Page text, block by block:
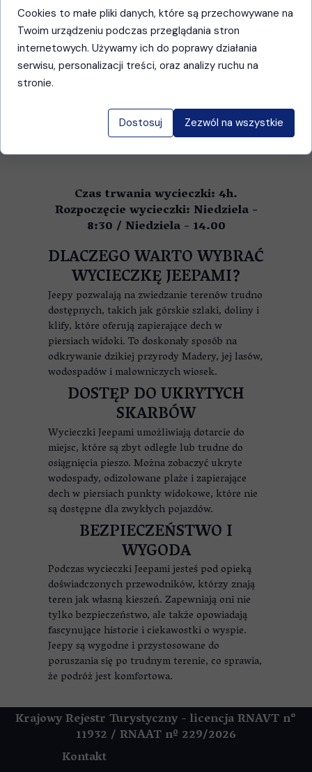
Czas trwania wycieczki: 4h.
Rozpoczęcie wycieczki: Niedziela -
8:30 / Niedziela - 14.00
DLACZEGO WARTO WYBRAĆ
WYCIECZKĘ JEEPAMI?
Jeepy pozwalają na zwiedzanie terenów trudno
dostępnych, takich jak górskie szlaki, doliny i
klify, które oferują zapierające dech w
piersiach widoki. To doskonały sposób na
odkrywanie dzikiej przyrody Madery, jej lasów,
wodospadów i malowniczych wiosek.
DOSTĘP DO UKRYTYCH
SKARBÓW
Wycieczki Jeepami umożliwiają dotarcie do
miejsc, które są zbyt odległe lub trudne do
osiągnięcia pieszo. Można zobaczyć ukryte
wodospady, odizolowane plaże i zapierające
dech w piersiach punkty widokowe, które nie
są dostępne dla zwykłych pojazdów.
BEZPIECZEŃSTWO I
WYGODA
Podczas wycieczki Jeepami jesteś pod opieką
doświadczonych przewodników, którzy znają
teren jak własną kieszeń. Zapewniają oni nie
tylko bezpieczeństwo, ale także opowiadają
fascynujące historie i ciekawostki o wyspie.
Jeepy są wygodne i przystosowane do
poruszania się po trudnym terenie, co sprawia,
że podróż jest komfortowa.
Krajowy Rejestr Turystyczny - licencja RNAVT n°
11932 / RNAATnº 229/2026
Kontakt
Cookies to małe pliki danych, które są przechowywane na
Twoim urządzeniu podczas przeglądania stron
internetowych. Używamy ich do poprawy działania
serwisu, personalizacji treści, oraz analizy ruchu na
stronie.
Dostosuj Zezwól na wszystkie